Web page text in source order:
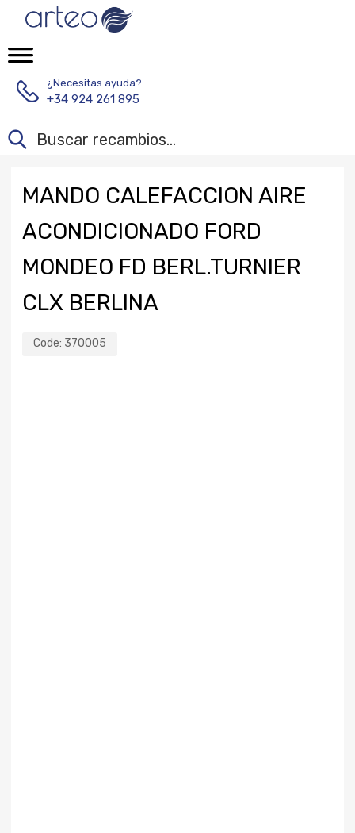
¿Necesitas ayuda?
+34 924 261 895
MANDO CALEFACCION AIRE
ACONDICIONADO FORD
MONDEO FD BERL.TURNIER
CLX BERLINA
Code: 370005